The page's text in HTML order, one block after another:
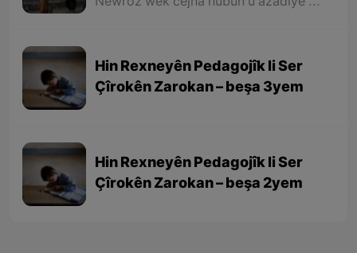
Hin Rexneyên Pedagojîk li Ser
Çîrokên Zarokan – beşa 3yem
Hin Rexneyên Pedagojîk li Ser
Çîrokên Zarokan – beşa 2yem